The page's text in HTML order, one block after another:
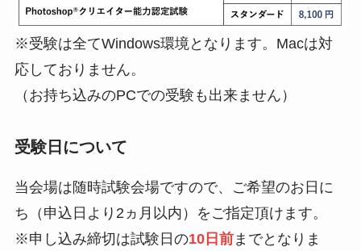
※受験は全てWindows環境となります。Macは対
応しておりません。
（お持ち込みのPCでの受験も出来ません）
受験日について
当会場は随時試験会場ですので、ご希望のお日に
ち（申込日より2ヵ月以内）をご指定頂けます。
※申し込み締切は試験日の10日前までとなりま